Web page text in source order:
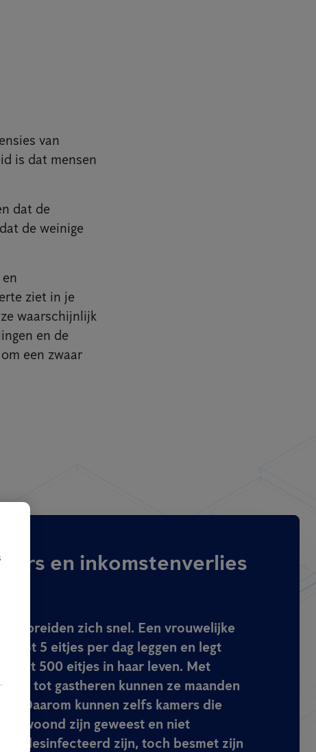
van
is dat mensen
dat de
de weinige
ziet in je
waarschijnlijk
en de
een zwaar
en inkomstenverlies
zich snel. Een vrouwelijke
1 tot 5 eitjes per dag leggen en legt
tot 500 eitjes in haar leven. Met
tot gastheren kunnen ze maanden
Daarom kunnen zelfs kamers die
bewoond zijn geweest en niet
gedesinfecteerd zijn, toch besmet zijn